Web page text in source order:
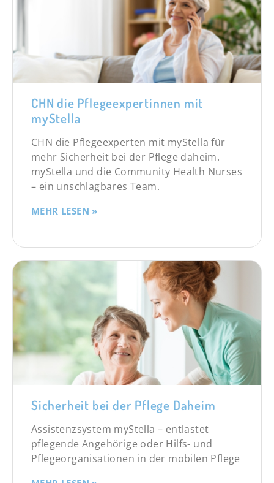
CHN die Pflegeexpertinnen mit
myStella
CHN die Pflegeexperten mit myStella für
mehr Sicherheit bei der Pflege daheim.
myStella und die Community Health Nurses
– ein unschlagbares Team.
MEHR LESEN »
Sicherheit bei der Pflege Daheim
Assistenzsystem myStella – entlastet
pflegende Angehörige oder Hilfs- und
Pflegeorganisationen in der mobilen Pflege